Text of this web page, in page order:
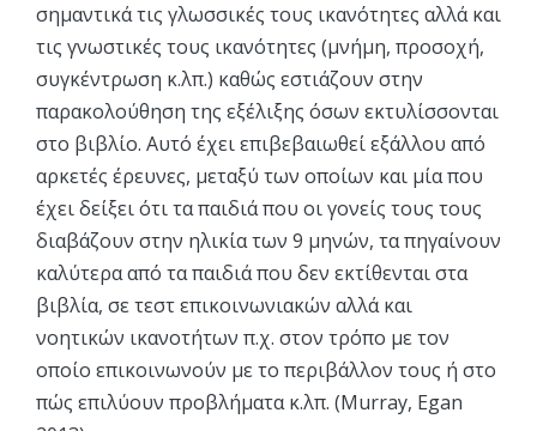
σημαντικά τις γλωσσικές τους ικανότητες αλλά και
τις γνωστικές τους ικανότητες (μνήμη, προσοχή,
συγκέντρωση κ.λπ.) καθώς εστιάζουν στην
παρακολούθηση της εξέλιξης όσων εκτυλίσσονται
στο βιβλίο. Αυτό έχει επιβεβαιωθεί εξάλλου από
αρκετές έρευνες, μεταξύ των οποίων και μία που
έχει δείξει ότι τα παιδιά που οι γονείς τους τους
διαβάζουν στην ηλικία των 9 μηνών, τα πηγαίνουν
καλύτερα από τα παιδιά που δεν εκτίθενται στα
βιβλία, σε τεστ επικοινωνιακών αλλά και
νοητικών ικανοτήτων π.χ. στον τρόπο με τον
οποίο επικοινωνούν με το περιβάλλον τους ή στο
πώς επιλύουν προβλήματα κ.λπ. (Murray, Egan